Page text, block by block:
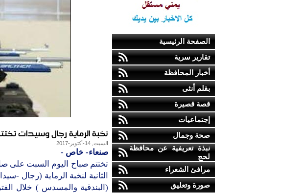
الصفحة الرئيسية
تقارير سرية
أخبار المحافظة
بقلم أنثى
قصة قصيرة
إجتماعيات
صحة وجمال
نبذة تعريفية عن محافظة
لحج
مرافئ الشعراء
صورة وتعليق
نخبة الرماية رجال وسيدات
السبت, 14-أكتوبر-2017
صنعاء- خاص -
تختتم صباح اليوم السبت على
الثانية لنخبة الرماية (رجال -